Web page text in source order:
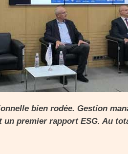
bien rodée. Gestion
un premier rapport ESG. Au